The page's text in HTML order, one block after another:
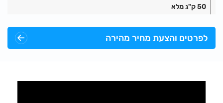
50 ק"ג מלא
לפרטים והצעת מחיר מהירה